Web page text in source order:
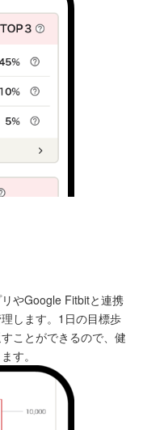
やGoogle Fitbitと連携
します。1日の目標歩
ことができるので、健
す。